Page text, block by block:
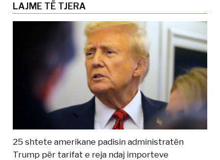
LAJME TË TJERA
25 shtete amerikane padisin administratën
Trump për tarifat e reja ndaj importeve